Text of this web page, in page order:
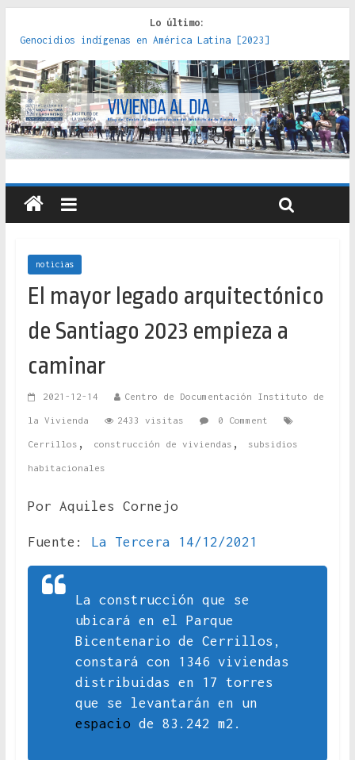
Lo último:
Genocidios indígenas en América Latina [2023]
Estudios sobre la espacialización de los Estados :
políticas, prácticas y representaciones [2022]
Donde el pedernal choca con el acero : hacia una teoría
crítica de las fronteras latinoamericanas [2020]
Criterios técnicos para una vivienda adecuada [2019]
Red de consultorios de la Caja del Seguro Obrero en
Santiago : un patrimonio emblemático [2014]
noticias
El mayor legado arquitectónico
de Santiago 2023 empieza a
caminar
2021-12-14 Centro de Documentación Instituto de
la Vivienda 2433 visitas 0 Comment
Cerrillos , construcción de viviendas , subsidios
habitacionales
Por Aquiles Cornejo
Fuente: La Tercera 14/12/2021
La construcción que se
ubicará en el Parque
Bicentenario de Cerrillos,
constará con 1346 viviendas
distribuidas en 17 torres
que se levantarán en un
espacio de 83.242 m2.